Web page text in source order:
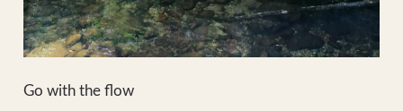
Go with the flow